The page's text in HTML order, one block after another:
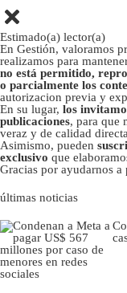
Estimado(a) lector(a)
En Gestión, valoramos
realizamos para
no está permitido,
o parcialmente los
autorizacion previa y
En su lugar, los
publicaciones, para que
veraz y de calidad
Asimismo, pueden
exclusivo que
Gracias por ayudarnos
últimas noticias